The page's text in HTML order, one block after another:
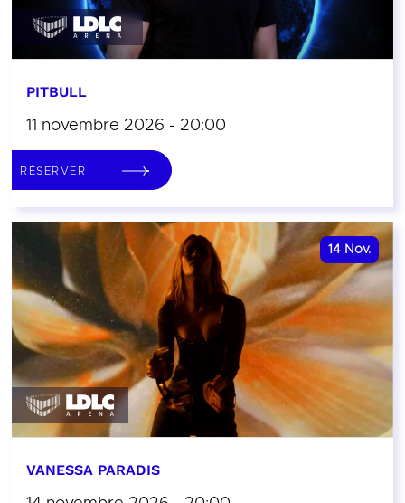
PITBULL
11 novembre 2026 - 20:00
RÉSERVER
14 Nov.
VANESSA PARADIS